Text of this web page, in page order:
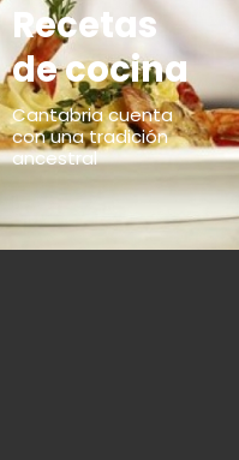
Recetas
de cocina
Cantabria cuenta
con una tradición
ancestral